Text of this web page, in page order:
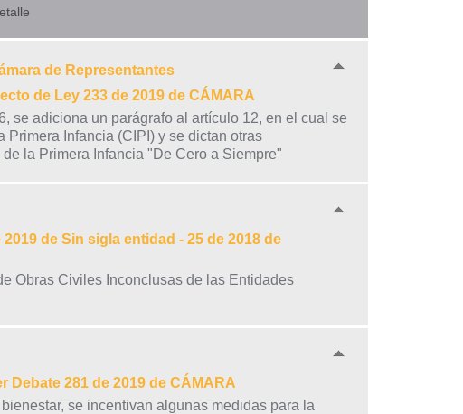
de Representantes
de Ley 233 de 2019 de CÁMARA
se adiciona un parágrafo al artículo 12, en el cual se
Infancia (CIPI) y se dictan otras
la Primera Infancia "De Cero a Siempre"
de Sin sigla entidad - 25 de 2018 de
Obras Civiles Inconclusas de las Entidades
281 de 2019 de CÁMARA
se incentivan algunas medidas para la